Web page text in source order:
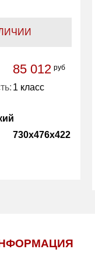
85 012 руб
1 класс
730x476x422